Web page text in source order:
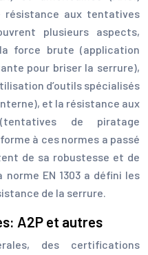
résistance aux tentatives
plusieurs aspects,
force brute (application
pour briser la serrure),
d’outils spécialisés
et la résistance aux
de piratage
à ces normes a passé
de sa robustesse et de
EN 1303 a défini les
de la serrure.
A2P et autres
des certifications